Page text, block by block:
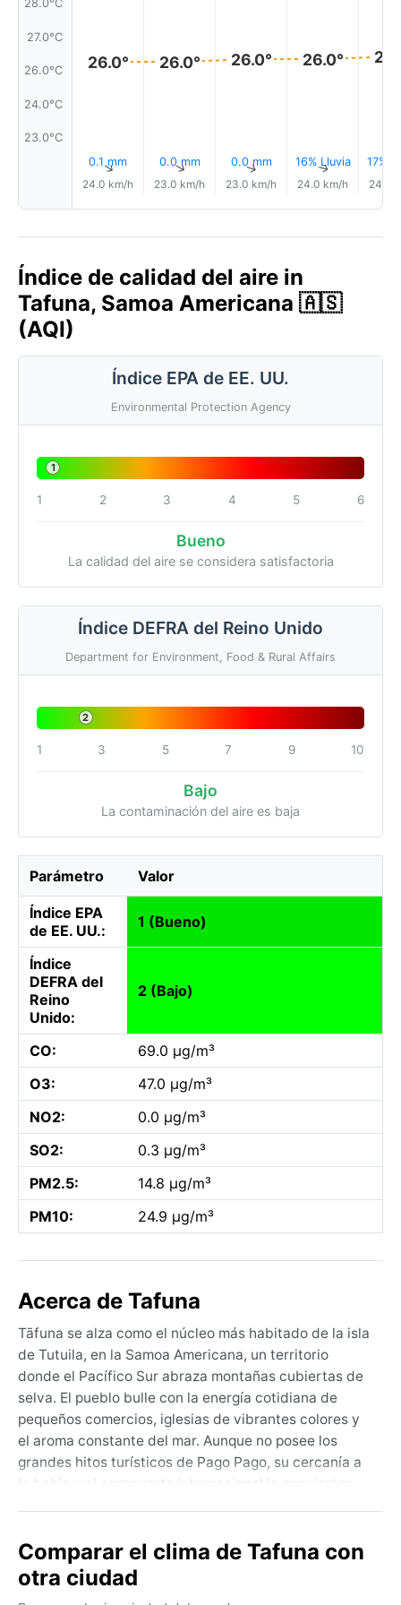
28.0°C
27.0°C
26.0°C
24.0°C
23.0°C
26.0°
0.1 mm
↑
24.0 km/h
26.0°
0.0 mm
↑
23.0 km/h
26.0°
0.0 mm
↑
23.0 km/h
26.0°
16% Lluvia
↑
24.0 km/h
17%
24.0
Índice de calidad del aire in
Tafuna, Samoa Americana 🇦🇸
(AQI)
Índice EPA de EE. UU.
Environmental Protection Agency
1
1 2 3 4 5 6
Bueno
La calidad del aire se considera satisfactoria
Índice DEFRA del Reino Unido
Department for Environment, Food & Rural Affairs
2
1 3 5 7 9 10
Bajo
La contaminación del aire es baja
Parámetro Valor
Índice EPA
de EE. UU.:
1 (Bueno)
Índice
DEFRA del
Reino
Unido:
2 (Bajo)
CO:
69.0 µg/m³
O3:
47.0 µg/m³
NO2:
0.0 µg/m³
SO2:
0.3 µg/m³
PM2.5:
14.8 µg/m³
PM10:
24.9 µg/m³
Acerca de Tafuna
Tāfuna se alza como el núcleo más habitado de la isla
de Tutuila, en la Samoa Americana, un territorio
donde el Pacífico Sur abraza montañas cubiertas de
selva. El pueblo bulle con la energía cotidiana de
pequeños comercios, iglesias de vibrantes colores y
el aroma constante del mar. Aunque no posee los
grandes hitos turísticos de Pago Pago, su cercanía a
la bahía y al aeropuerto internacional la convierten
sonido de las olas rompiendo contra los arrecifes de
coral.
El clima, propio de la zona tropical (Köppen Af), es
Comparar el clima de Tafuna con
otra ciudad